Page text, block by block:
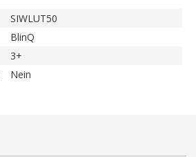
SIWLUT50
BlinQ
3+
Nein